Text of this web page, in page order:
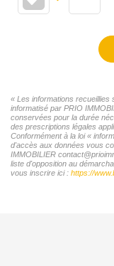
« Les informations
informatisé par PRIO
conservées pour la durée
des prescriptions légales
Conformément à la loi «
d'accès aux données vous
IMMOBILIER
liste d'opposition au
vous inscrire ici : https://